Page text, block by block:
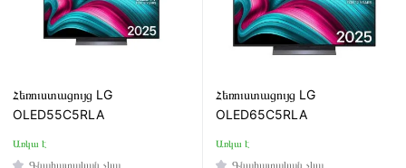
100Hz
Wireless
Հեռուստացույց LG
OLED55C5RLA
Առկա է
Գնահատական չկա
Հեռուստացույց LG
OLED65C5RLA
Առկա է
Գնահատական չկա